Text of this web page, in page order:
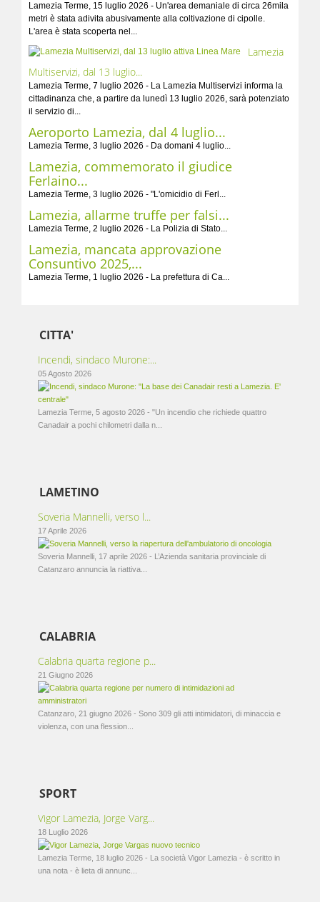
Lamezia Terme, 15 luglio 2026 - Un'area demaniale di circa 26mila
metri è stata adivita abusivamente alla coltivazione di cipolle.
L'area è stata scoperta nel...
Lamezia
Multiservizi, dal 13 luglio...
Lamezia Terme, 7 luglio 2026 - La Lamezia Multiservizi informa la
cittadinanza che, a partire da lunedì 13 luglio 2026, sarà potenziato
il servizio di...
Aeroporto Lamezia, dal 4 luglio...
Lamezia Terme, 3 luglio 2026 - Da domani 4 luglio...
Lamezia, commemorato il giudice
Ferlaino...
Lamezia Terme, 3 luglio 2026 - "L'omicidio di Ferl...
Lamezia, allarme truffe per falsi...
Lamezia Terme, 2 luglio 2026 - La Polizia di Stato...
Lamezia, mancata approvazione
Consuntivo 2025,...
Lamezia Terme, 1 luglio 2026 - La prefettura di Ca...
CITTA'
Incendi, sindaco Murone:...
05 Agosto 2026
Lamezia Terme, 5 agosto 2026 - "Un incendio che richiede quattro
Canadair a pochi chilometri dalla n...
LAMETINO
Soveria Mannelli, verso l...
17 Aprile 2026
Soveria Mannelli, 17 aprile 2026 - L’Azienda sanitaria provinciale di
Catanzaro annuncia la riattiva...
CALABRIA
Calabria quarta regione p...
21 Giugno 2026
Catanzaro, 21 giugno 2026 - Sono 309 gli atti intimidatori, di minaccia e
violenza, con una flession...
SPORT
Vigor Lamezia, Jorge Varg...
18 Luglio 2026
Lamezia Terme, 18 luglio 2026 - La società Vigor Lamezia - è scritto in
una nota - è lieta di annunc...